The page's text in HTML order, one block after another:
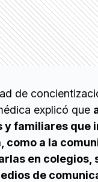
de
explicó que
y familiares que
como a la
en colegios,
de